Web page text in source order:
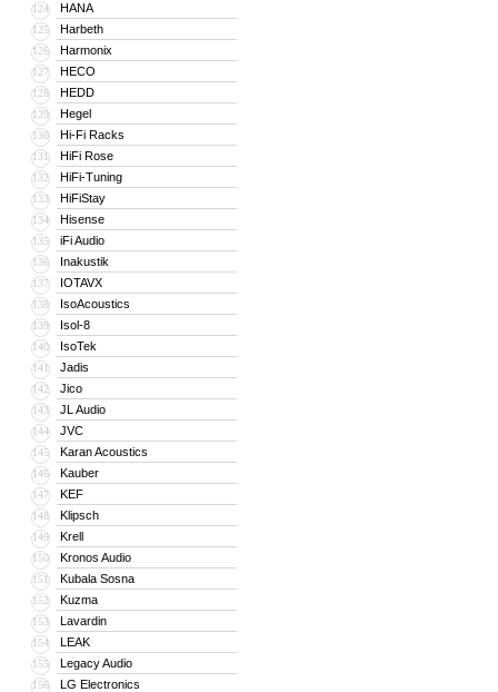
124 HANA
125 Harbeth
126 Harmonix
127 HECO
128 HEDD
129 Hegel
130 Hi-Fi Racks
131 HiFi Rose
132 HiFi-Tuning
133 HiFiStay
134 Hisense
135 iFi Audio
136 Inakustik
137 IOTAVX
138 IsoAcoustics
139 Isol-8
140 IsoTek
141 Jadis
142 Jico
143 JL Audio
144 JVC
145 Karan Acoustics
146 Kauber
147 KEF
148 Klipsch
149 Krell
150 Kronos Audio
151 Kubala Sosna
152 Kuzma
153 Lavardin
154 LEAK
155 Legacy Audio
156 LG Electronics